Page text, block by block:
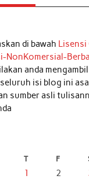
di bawah Lisensi
NonKomersial-
anda
isi blog ini
sumber asli
T F
1 2